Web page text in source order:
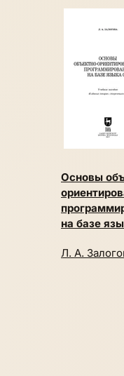
Основы
на базе
Л. А.